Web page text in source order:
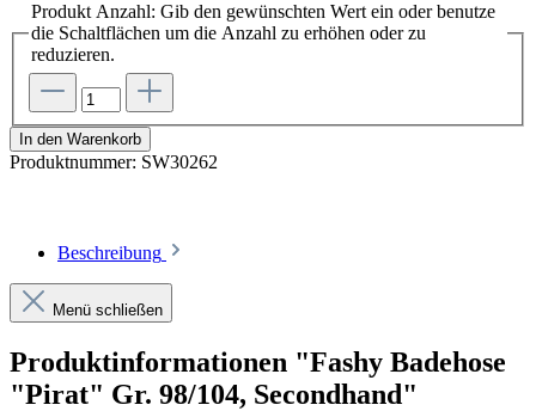
Produkt Anzahl: Gib den gewünschten Wert ein oder benutze
die Schaltflächen um die Anzahl zu erhöhen oder zu
reduzieren.
In den Warenkorb
Produktnummer: SW30262
Beschreibung
Menü schließen
Produktinformationen "Fashy Badehose
"Pirat" Gr. 98/104, Secondhand"